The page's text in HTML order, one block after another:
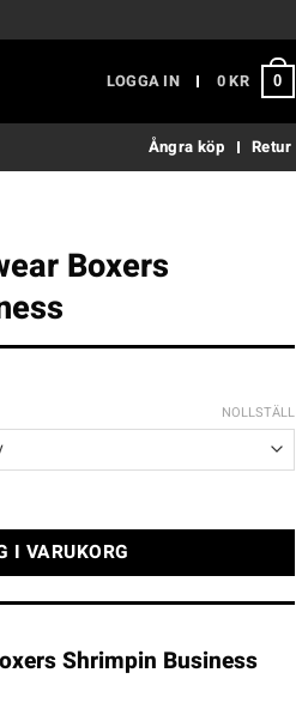
LOGGA IN
0KR 0
Ångra köp Retur
Boxers
NOLLSTÄLL
Business mängd
I VARUKORG
Shrimpin Business